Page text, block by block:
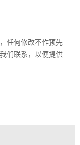
任何修改不作预先
们联系，以便提供